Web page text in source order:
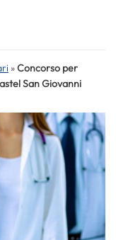
»Concorso per
San Giovanni